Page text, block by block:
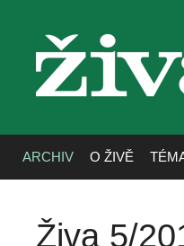
živa
ARCHIV O ŽIVĚ
Živa 5/